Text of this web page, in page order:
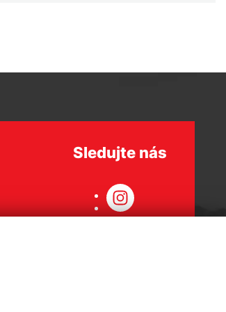
Sledujte nás